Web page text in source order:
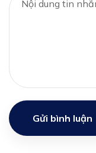
Gửi bình luận